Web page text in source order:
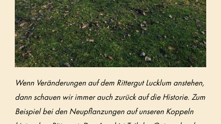
Wenn Veränderungen auf dem Rittergut Lucklum anstehen,
dann schauen wir immer auch zurück auf die Historie. Zum
Beispiel bei den Neupflanzungen auf unseren Koppeln